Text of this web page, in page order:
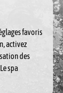
favoris
activez
des
spa